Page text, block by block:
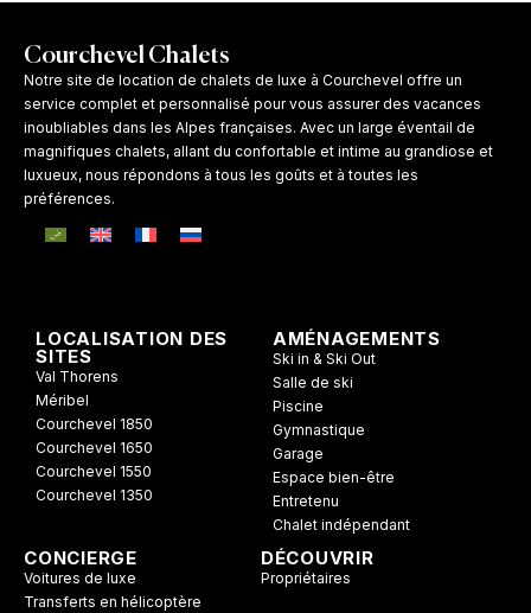
Courchevel Chalets
Notre site de location de chalets de luxe à Courchevel offre un
service complet et personnalisé pour vous assurer des vacances
inoubliables dans les Alpes françaises. Avec un large éventail de
magnifiques chalets, allant du confortable et intime au grandiose et
luxueux, nous répondons à tous les goûts et à toutes les
préférences.
LOCALISATION DES
SITES
Val Thorens
Méribel
Courchevel 1850
Courchevel 1650
Courchevel 1550
Courchevel 1350
AMÉNAGEMENTS
Ski in & Ski Out
Salle de ski
Piscine
Gymnastique
Garage
Espace bien-être
Entretenu
Chalet indépendant
CONCIERGE
Voitures de luxe
Transferts en hélicoptère
DÉCOUVRIR
Propriétaires